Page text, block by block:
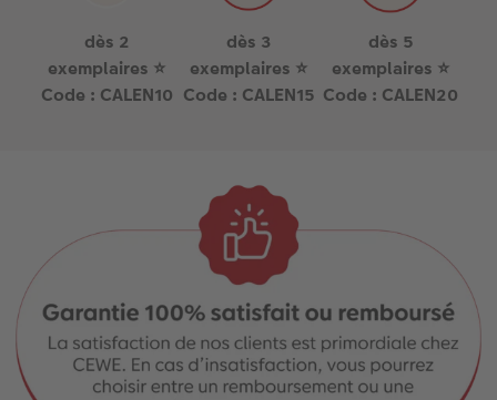
dès 2
exemplaires ⭐
Code : CALEN10
dès 3
exemplaires ⭐
Code : CALEN15
dès 5
exemplaires ⭐
Code : CALEN20